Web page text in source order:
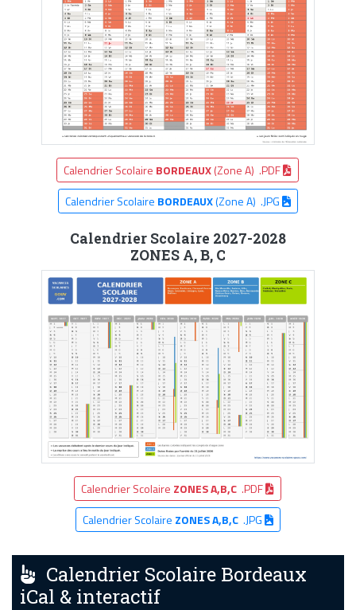
Calendrier Scolaire BORDEAUX(Zone A) .PDF
Calendrier Scolaire BORDEAUX(Zone A) .JPG
Calendrier Scolaire 2027-2028
ZONES A, B, C
Calendrier Scolaire ZONES A,B,C .PDF
Calendrier Scolaire ZONES A,B,C.JPG
Calendrier Scolaire Bordeaux
iCal & interactif